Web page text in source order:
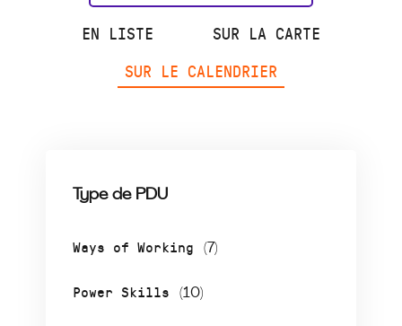
EN LISTE
SUR LA CARTE
SUR LE CALENDRIER
Type de PDU
Ways of Working (7)
Power Skills (10)